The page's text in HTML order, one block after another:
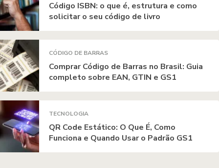
Código ISBN: o que é, estrutura e como
solicitar o seu código de livro
CÓDIGO DE BARRAS
Comprar Código de Barras no Brasil: Guia
completo sobre EAN, GTIN e GS1
TECNOLOGIA
QR Code Estático: O Que É, Como
Funciona e Quando Usar o Padrão GS1